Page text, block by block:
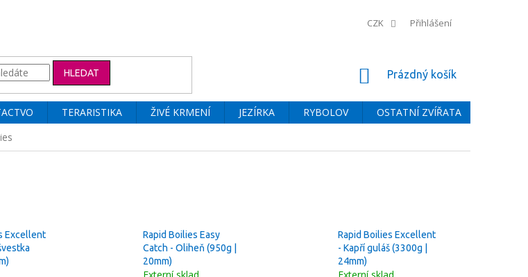
CZK Přihlášení
HLEDAT
NÁKUPNÍ
Prázdný košík
TERARISTIKA ŽIVÉ KRMENÍ JEZÍRKA RYBOLOV OSTATNÍ ZVÍŘATA
Excellent
Rapid Boilies Easy
Catch - Oliheň (950g |
20mm)
Rapid Boilies Excellent
- Kapří guláš (3300g |
24mm)